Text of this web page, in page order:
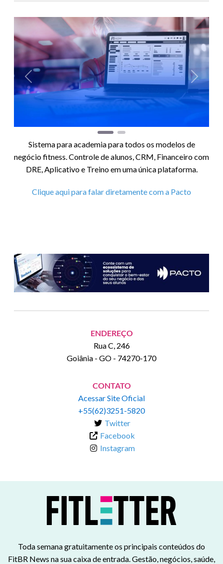
Anterior Próximo
Sistema para academia para todos os modelos de
negócio fitness. Controle de alunos, CRM, Financeiro com
DRE, Aplicativo e Treino em uma única plataforma.
Clique aqui para falar diretamente com a Pacto
ENDEREÇO
Rua C, 246
Goiânia - GO - 74270-170
CONTATO
Acessar Site Oficial
+55(62)3251-5820
Twitter
Facebook
Instagram
Toda semana gratuitamente os principais conteúdos do
FitBR News na sua caixa de entrada. Gestão, negócios, saúde,